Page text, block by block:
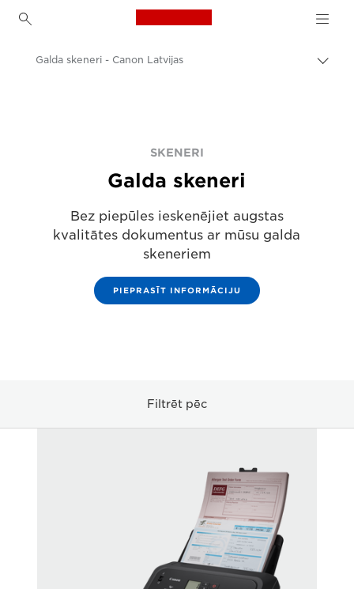
Canon Logo, back to
Skeneri mājām un birojam
Galda skeneri - Canon Latvijas
SKENERI
Galda skeneri
Bez piepūles ieskenējiet augstas
kvalitātes dokumentus ar mūsu galda
skeneriem
PIEPRASĪT INFORMĀCIJU
Filtrēt pēc